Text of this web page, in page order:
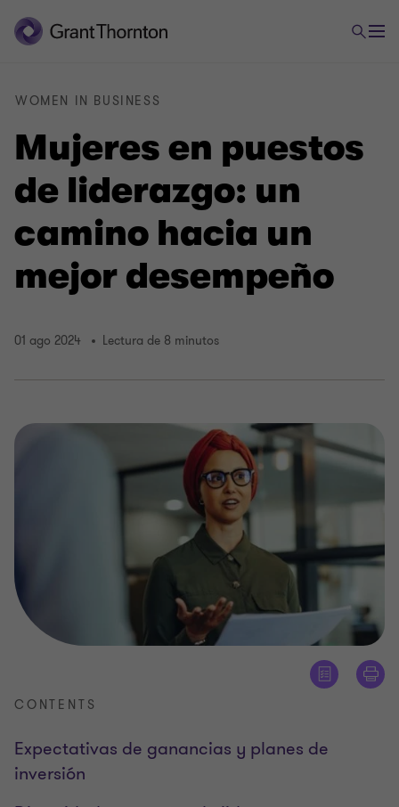
Mujeres en puestos
de liderazgo: un
camino hacia un
mejor desempeño
WOMEN IN BUSINESS
01 ago 2024 Lectura de 8 minutos
CONTENTS
Expectativas de ganancias y planes de
inversión